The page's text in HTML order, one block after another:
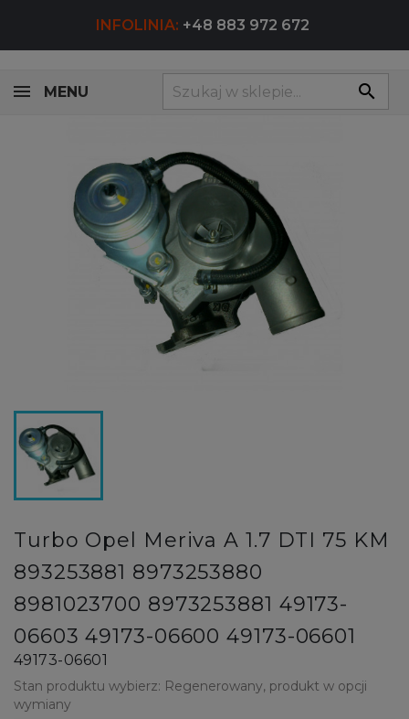
INFOLINIA: +48 883 972 672
search
MENU
Turbo Opel Meriva A 1.7 DTI 75 KM
893253881 8973253880
8981023700 8973253881 49173-
06603 49173-06600 49173-06601
49173-06601
Stan produktu wybierz: Regenerowany, produkt w opcji
wymiany